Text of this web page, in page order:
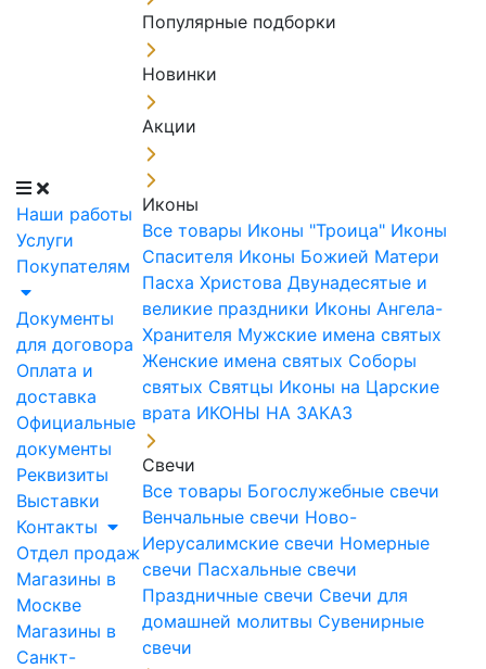
Наши работы
Услуги
Покупателям
Документы
для договора
Оплата и
доставка
Официальные
документы
Реквизиты
Выставки
Контакты
Отдел продаж
Магазины в
Москве
Магазины в
Санкт-
Популярные подборки
Новинки
Акции
Иконы
Все товары Иконы "Троица" Иконы
Спасителя Иконы Божией Матери
Пасха Христова Двунадесятые и
великие праздники Иконы Ангела-
Хранителя Мужские имена святых
Женские имена святых Соборы
святых Святцы Иконы на Царские
врата ИКОНЫ НА ЗАКАЗ
Свечи
Все товары Богослужебные свечи
Венчальные свечи Ново-
Иерусалимские свечи Номерные
свечи Пасхальные свечи
Праздничные свечи Свечи для
домашней молитвы Сувенирные
свечи